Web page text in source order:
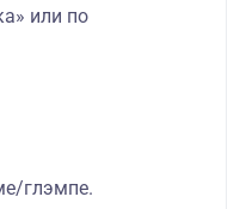
или по
глэмпе.